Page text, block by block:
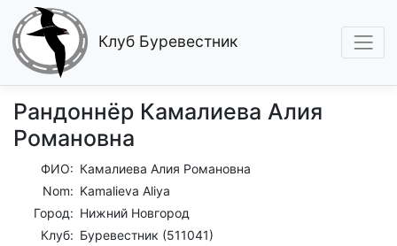
Клуб Буревестник
Рандоннёр Камалиева Алия
Романовна
ФИО: Камалиева Алия Романовна
Nom: Kamalieva Aliya
Город: Нижний Новгород
Клуб: Буревестник (511041)